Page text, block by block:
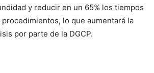
y reducir en un 65% los tiempos
lo que aumentará la
por parte de la DGCP.